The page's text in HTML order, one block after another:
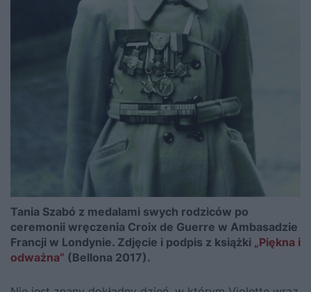
Tania Szabó z medalami swych rodziców po
ceremonii wręczenia Croix de Guerre w Ambasadzie
Francji w Londynie. Zdjęcie i podpis z książki „Piękna i
odważna” (Bellona 2017).